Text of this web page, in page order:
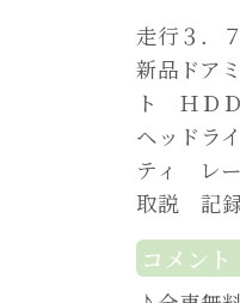
走行３．
新品ドア
ト ＨＤ
ヘッドラ
ティ レ
取説 記
コメント